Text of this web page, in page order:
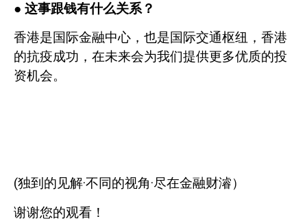
● 这事跟钱有什么关系？
香港是国际金融中心，也是国际交通枢纽，香港
的抗疫成功，在未来会为我们提供更多优质的投
资机会。
(独到的见解·不同的视角·尽在金融财濬）
谢谢您的观看！